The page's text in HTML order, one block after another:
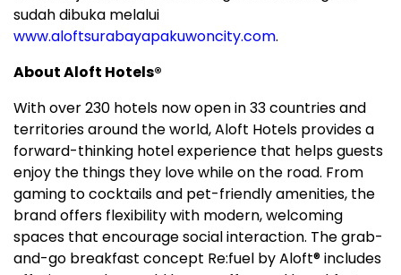
sudah dibuka melalui
www.aloftsurabayapakuwoncity.com.
About Aloft Hotels®
With over 230 hotels now open in 33 countries and
territories around the world, Aloft Hotels provides a
forward-thinking hotel experience that helps guests
enjoy the things they love while on the road. From
gaming to cocktails and pet-friendly amenities, the
brand offers flexibility with modern, welcoming
spaces that encourage social interaction. The grab-
and-go breakfast concept Re:fuel by Aloft® includes